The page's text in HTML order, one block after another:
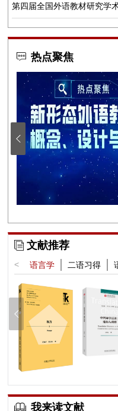
第四届全国外语教材研究学
较学会外语教材研究专业委
热点聚焦
文献推荐
语言学 二语习得
<
我来读文献